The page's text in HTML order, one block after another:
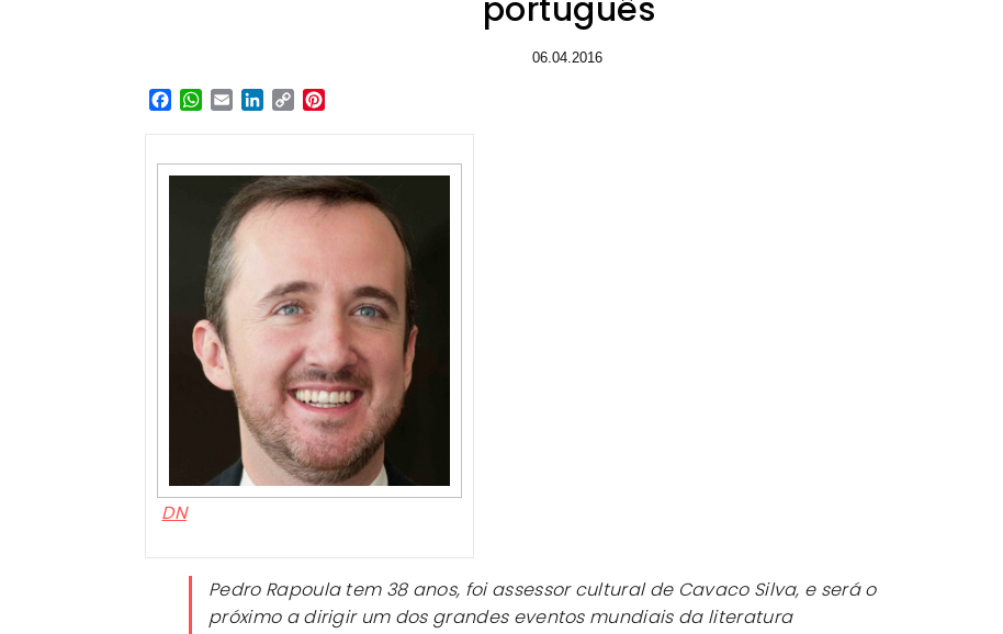
português
06.04.2016
Facebook
WhatsApp
EmailLinkedIn
Copy
DN
Pedro Rapoula tem 38 anos, foi assessor cultural de Cavaco Silva, e será o
próximo a dirigir um dos grandes eventos mundiais da literatura